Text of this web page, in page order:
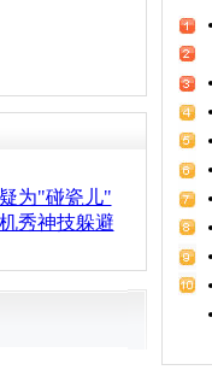
为"碰瓷儿"
秀神技躲避